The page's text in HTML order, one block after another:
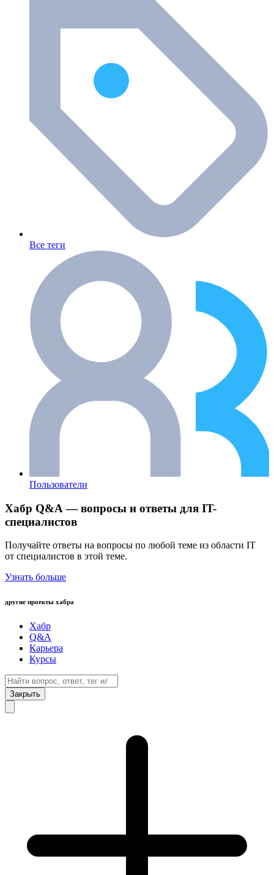
Все теги
Пользователи
Хабр Q&A — вопросы и ответы для IT-
специалистов
Получайте ответы на вопросы по любой теме из области IT
от специалистов в этой теме.
Узнать больше
другие проекты хабра
Хабр
Q&A
Карьера
Курсы
Закрыть